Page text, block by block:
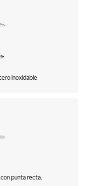
inoxidable
punta recta.